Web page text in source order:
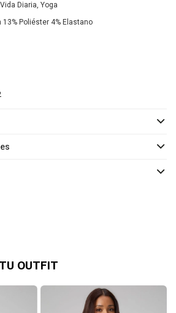
Diaria, Yoga
13% Poliéster 4% Elastano
OUTFIT